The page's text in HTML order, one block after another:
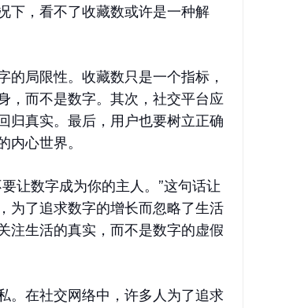
下，看不了收藏数或许是一种解
局限性。收藏数只是一个指标，
，而不是数字。其次，社交平台应
归真实。最后，用户也要树立正确
心世界。
让数字成为你的主人。”这句话让
为了追求数字的增长而忽略了生活
注生活的真实，而不是数字的虚假
。在社交网络中，许多人为了追求